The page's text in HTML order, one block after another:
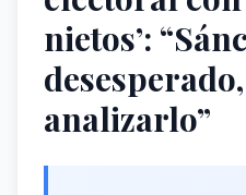
nietos’:
analizarlo”